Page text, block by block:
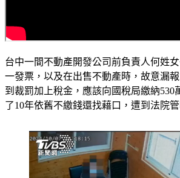
台中一間不動產開發公司前負責人何姓
一發票，以及在出售不動產時，故意漏
到裁罰加上稅金，應該向國稅局繳納530
了10年依舊不繳錢還找藉口，遭到法院管